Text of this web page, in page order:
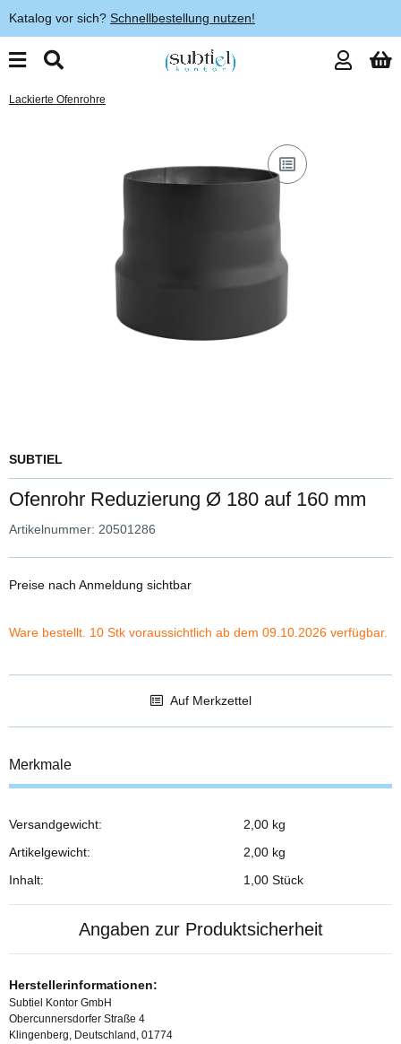
Katalog vor sich? Schnellbestellung nutzen!
Lackierte Ofenrohre
SUBTIEL
Ofenrohr Reduzierung Ø 180 auf 160 mm
Artikelnummer: 20501286
Preise nach Anmeldung sichtbar
Ware bestellt. 10 Stk voraussichtlich ab dem 09.10.2026 verfügbar.
Auf Merkzettel
Merkmale
Produkteigenschaft
Wert
Versandgewicht:
2,00 kg
Artikelgewicht:
2,00 kg
Inhalt:
1,00 Stück
Angaben zur Produktsicherheit
Herstellerinformationen:
Subtiel Kontor GmbH
Obercunnersdorfer Straße 4
Klingenberg, Deutschland, 01774